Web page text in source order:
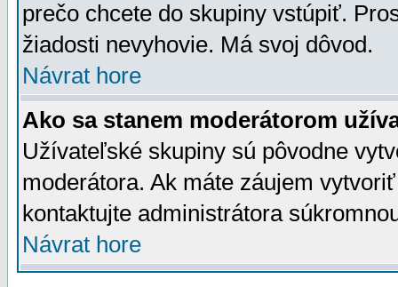
prečo chcete do skupiny vstúpiť.
žiadosti nevyhovie. Má svoj dôvod.
Návrat hore
Ako sa stanem moderátorom
Užívateľské skupiny sú pôvodne
moderátora. Ak máte záujem
kontaktujte administrátora
Návrat hore